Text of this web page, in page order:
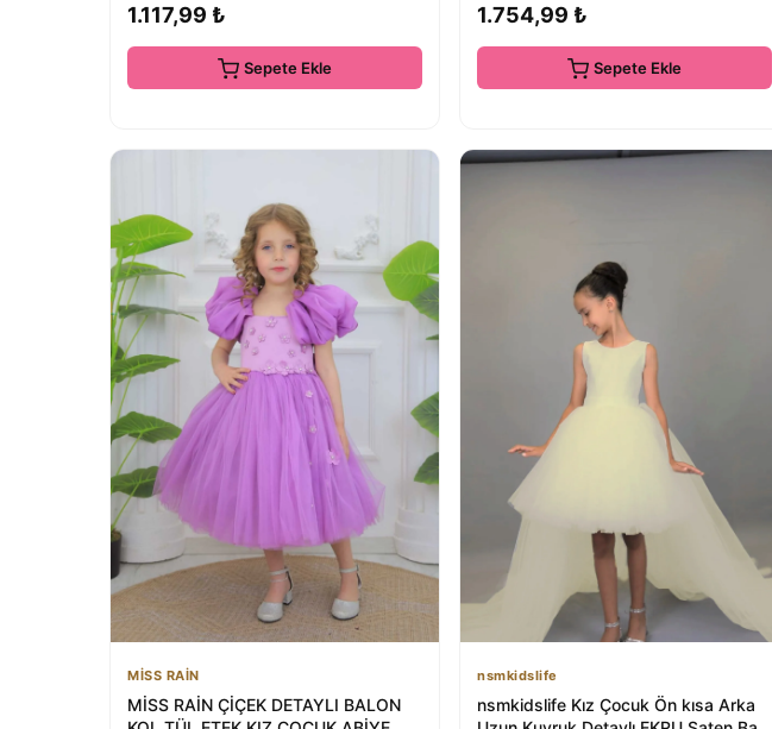
1.117,99 ₺
Sepete Ekle
1.754,99 ₺
Sepete Ekle
MİSS RAİN
MİSS RAİN ÇİÇEK DETAYLI BALON
nsmkidslife
nsmkidslife Kız Çocuk Ön kısa Arka